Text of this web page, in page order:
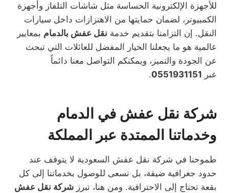
للأجهزة الإلكترونية الحساسة مثل شاشات التلفاز وأجهزة
الكمبيوتر، لضمان حمايتها من الاهتزازات داخل سيارات
النقل. إن التزامنا بتقديم خدمة نقل عفش بالدمام بمعايير
عالمية هو ما يجعلنا الخيار المفضل للعائلات التي تبحث
عن الجودة والتميز، ويمكنكم التواصل معنا دائماً
عبر 0551931151
.
شركة نقل عفش في الدمام
وخدماتنا الممتدة عبر المملكة
طموحنا في شركة نقل عفش السعودية لا يتوقف عند
حدود جغرافية ضيقة، بل نسعى للوصول بخدماتنا إلى كل
بقعة تحتاج إلى الاحترافية. ومن هنا، تبرز شركة نقل عفش